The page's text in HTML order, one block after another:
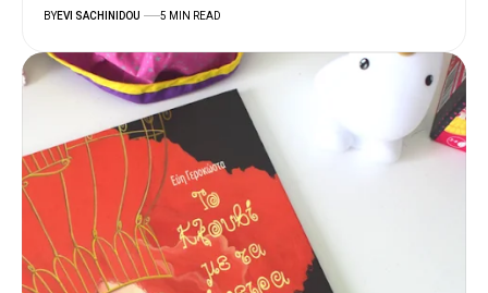
BYEVI SACHINIDOU 5 MIN READ